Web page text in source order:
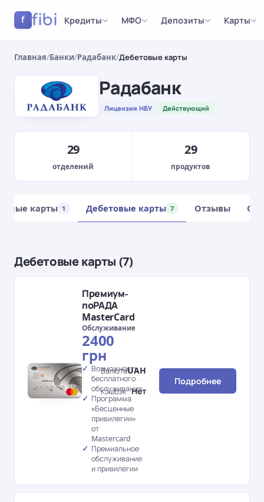
f fibi Кредиты МФО Депозиты Карты
Главная/Банки/Радабанк/Дебетовые карты
Радабанк
Лицензия НБУ Действующий
29
отделений
29
продуктов
карты 1 Дебетовые карты 7 Отзывы
Дебетовые карты (7)
Премиум-
поРАДА
MasterCard
Обслуживание
2400
грн
Возможность
бесплатного
обслуживания
Программа
«Бесценные
привилегии»
от
Mastercard
Премиальное
обслуживание
и привилегии
ВалютаUAH
Кэшбэк Нет
Подробнее